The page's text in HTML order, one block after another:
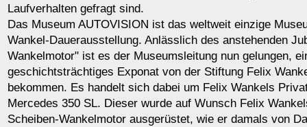
Laufverhalten gefragt sind.
Das Museum AUTOVISION ist das weltweit einzige
Wankel-Dauerausstellung. Anlässlich des anstehenden
Wankelmotor" ist es der Museumsleitung nun gelungen,
geschichtsträchtiges Exponat von der Stiftung Felix
bekommen. Es handelt sich dabei um Felix Wankels
Mercedes 350 SL. Dieser wurde auf Wunsch Felix
Scheiben-Wankelmotor ausgerüstet, wie er damals von